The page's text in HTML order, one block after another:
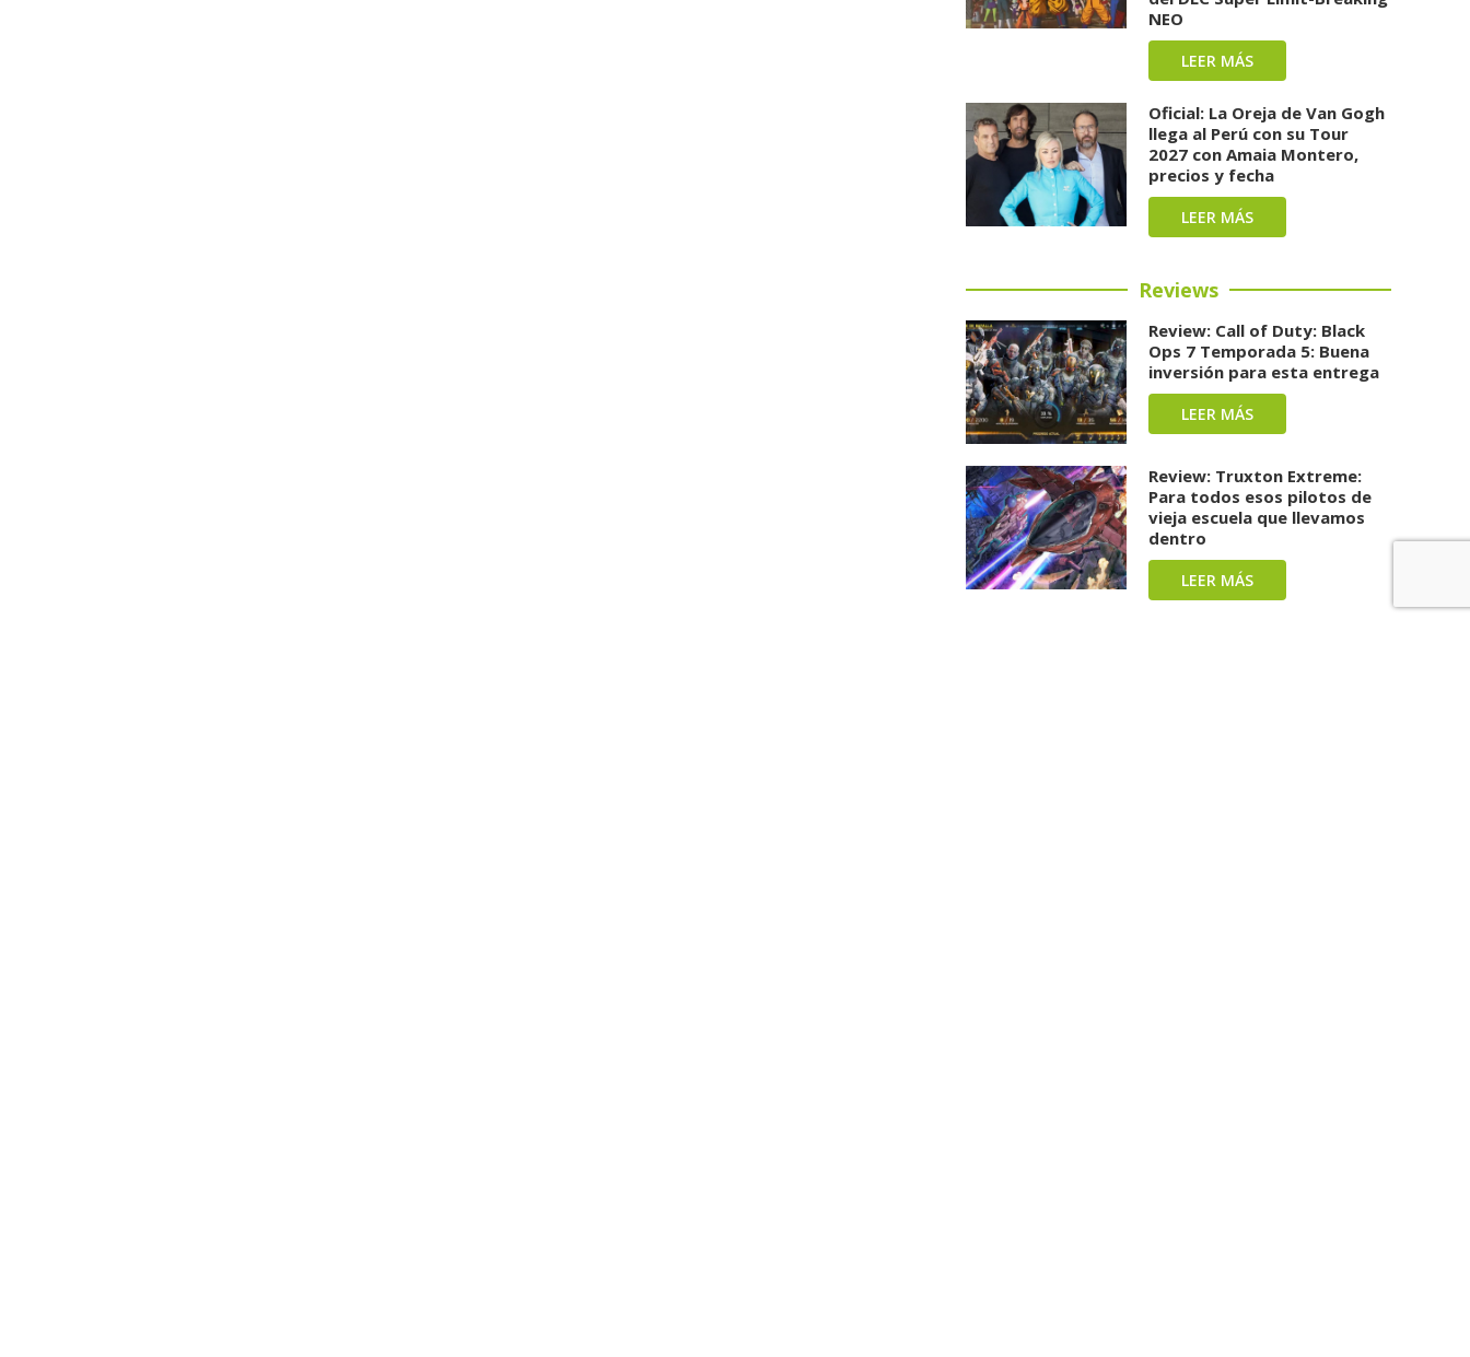
NEO
LEER MÁS
Oficial: La Oreja de Van Gogh
llega al Perú con su Tour
2027 con Amaia Montero,
precios y fecha
LEER MÁS
Reviews
Review: Call of Duty: Black
Ops 7 Temporada 5: Buena
inversión para esta entrega
LEER MÁS
Review: Truxton Extreme:
Para todos esos pilotos de
vieja escuela que llevamos
dentro
LEER MÁS